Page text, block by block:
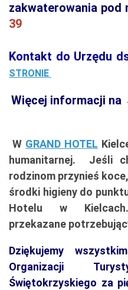
zakwaterowania pod
39
Kontakt do Urzędu
STRONIE
Więcej informacji na
W GRAND HOTEL
humanitarnej. Jeśli
rodzinom przynieś
środki higieny do
Hotelu w
przekazane
Dziękujemy
Organizacji
Świętokrzyskiego za